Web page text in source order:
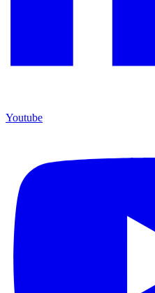
Youtube